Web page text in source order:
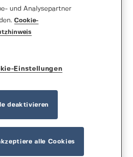
und Analysepartner
Cookie-
Einstellungen
deaktivieren
alle Cookies